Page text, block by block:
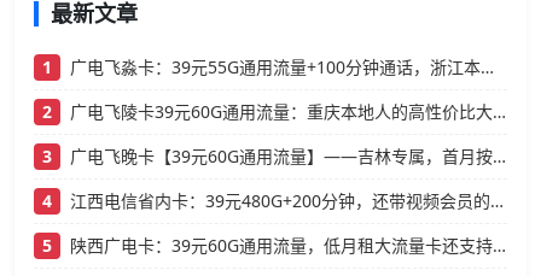
最新文章
1
广电飞淼卡：39元55G通用流量+100分钟通话，浙江本地人的高性价比大流量卡推荐
2
广电飞陵卡39元60G通用流量：重庆本地人的高性价比大流量卡推荐
3
广电飞晚卡【39元60G通用流量】——吉林专属，首月按天折算，流量充足不踩坑
4
江西电信省内卡：39元480G+200分钟，还带视频会员的大流量卡
5
陕西广电卡：39元60G通用流量，低月租大流量卡还支持结转